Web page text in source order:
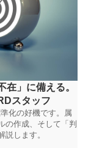
在」に備える。
スタッフ
化の好機です。属
の作成、そして「判
します。